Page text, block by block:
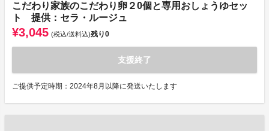
こだわり家族のこだわり卵２0個と専用おしょうゆセッ
ト 提供：セラ・ルージュ
¥3,045 (税込/送料込)残り0
支援終了
ご提供予定時期：2024年8月以降に発送いたします